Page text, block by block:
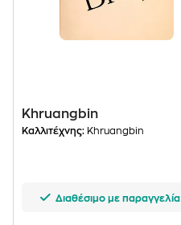
Khruangbin
Καλλιτέχνης: Khruangbin
Διαθέσιμο με παραγγελία